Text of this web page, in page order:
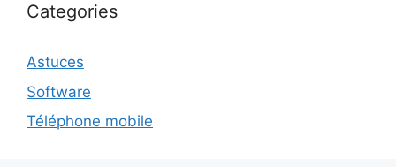
Categories
Astuces
Software
Téléphone mobile